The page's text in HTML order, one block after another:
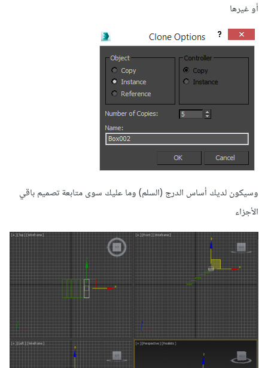
أو غيرها
وسيكون لديك أساس الدرج (السلم) وما عليك سوى متابعة تصميم باقي
الأجزاء